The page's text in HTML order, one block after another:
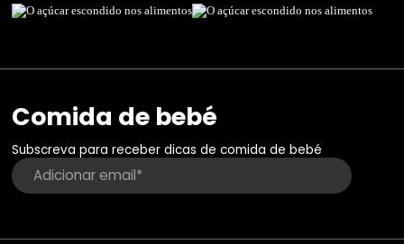
Comida de bebé
Subscreva para receber dicas de comida de bebé